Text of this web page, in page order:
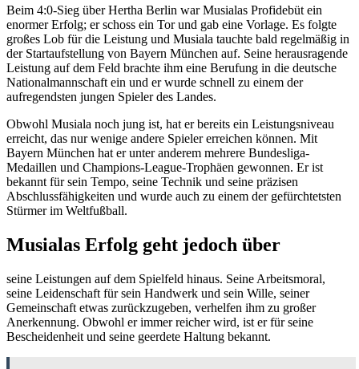
Beim 4:0-Sieg über Hertha Berlin war Musialas Profidebüt ein
enormer Erfolg; er schoss ein Tor und gab eine Vorlage. Es folgte
großes Lob für die Leistung und Musiala tauchte bald regelmäßig in
der Startaufstellung von Bayern München auf. Seine herausragende
Leistung auf dem Feld brachte ihm eine Berufung in die deutsche
Nationalmannschaft ein und er wurde schnell zu einem der
aufregendsten jungen Spieler des Landes.
Obwohl Musiala noch jung ist, hat er bereits ein Leistungsniveau
erreicht, das nur wenige andere Spieler erreichen können. Mit
Bayern München hat er unter anderem mehrere Bundesliga-
Medaillen und Champions-League-Trophäen gewonnen. Er ist
bekannt für sein Tempo, seine Technik und seine präzisen
Abschlussfähigkeiten und wurde auch zu einem der gefürchtetsten
Stürmer im Weltfußball.
Musialas Erfolg geht jedoch über
seine Leistungen auf dem Spielfeld hinaus. Seine Arbeitsmoral,
seine Leidenschaft für sein Handwerk und sein Wille, seiner
Gemeinschaft etwas zurückzugeben, verhelfen ihm zu großer
Anerkennung. Obwohl er immer reicher wird, ist er für seine
Bescheidenheit und seine geerdete Haltung bekannt.